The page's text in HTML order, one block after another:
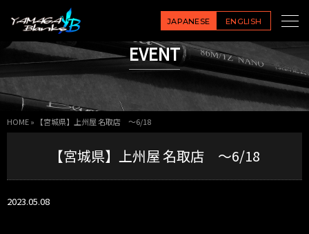
JAPANESE ENGLISH
EVENT
HOME» 【宮城県】上州屋 名取店 ～6/18
【宮城県】上州屋 名取店 ～6/18
2023.05.08
上
州
屋
名
店